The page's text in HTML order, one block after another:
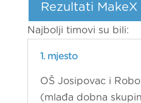
Rezultati MakeX
Najbolji timovi su bili:
1. mjesto
OŠ Josipovac i
(mlađa dobna